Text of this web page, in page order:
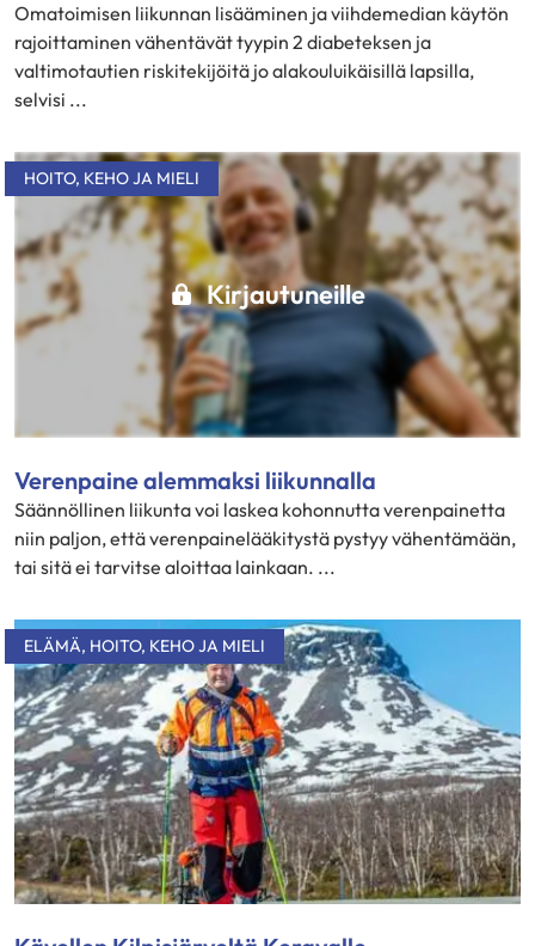
Omatoimisen liikunnan lisääminen ja viihdemedian käytön
rajoittaminen vähentävät tyypin 2 diabeteksen ja
valtimotautien riskitekijöitä jo alakouluikäisillä lapsilla,
selvisi ...
Kirjautuneille
HOITO, KEHO JA MIELI
Verenpaine alemmaksi liikunnalla
Säännöllinen liikunta voi laskea kohonnutta verenpainetta
niin paljon, että verenpainelääkitystä pystyy vähentämään,
tai sitä ei tarvitse aloittaa lainkaan. ...
ELÄMÄ, HOITO, KEHO JA MIELI